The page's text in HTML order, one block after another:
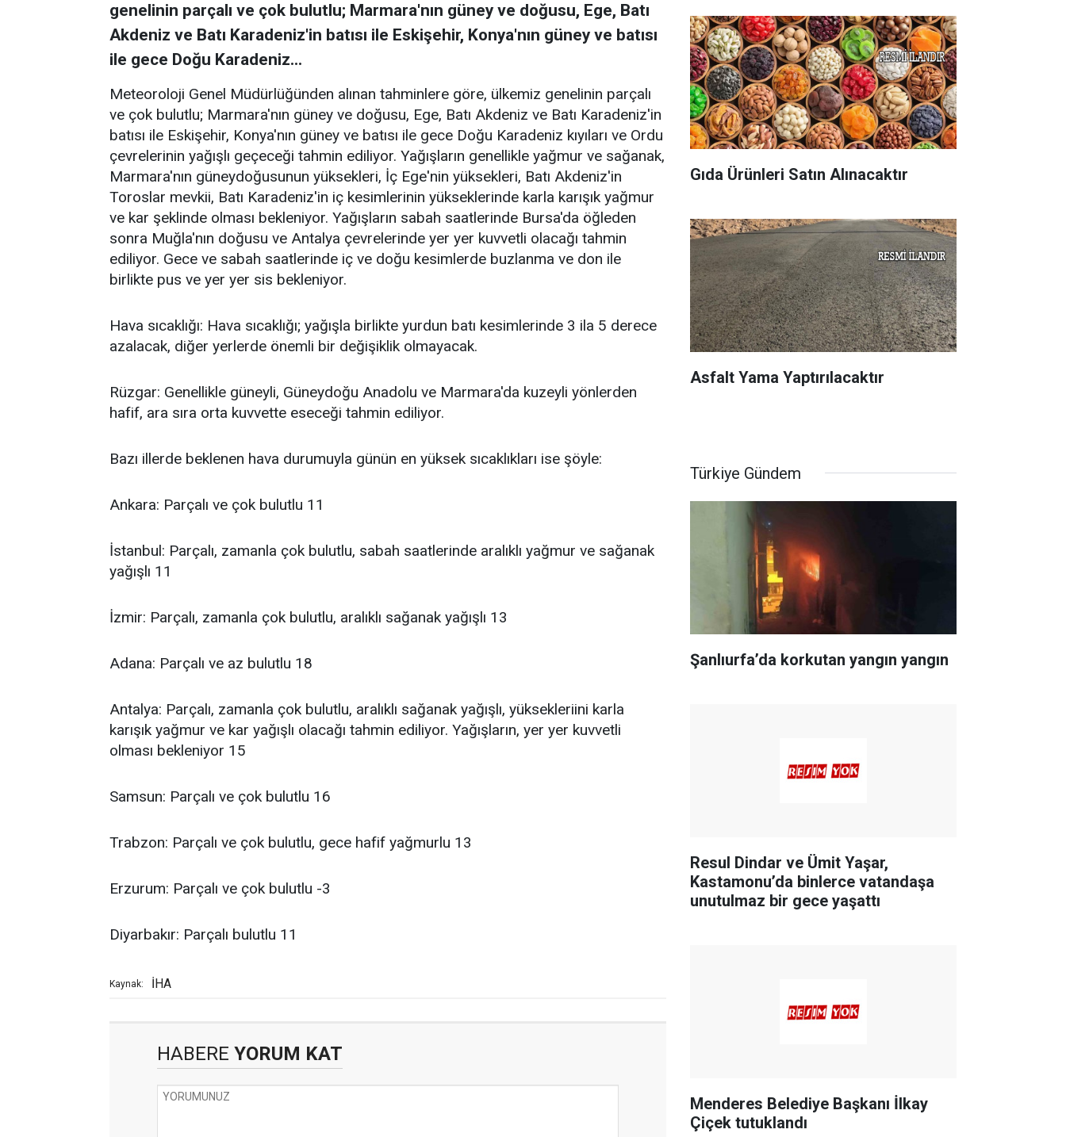
genelinin parçalı ve çok bulutlu; Marmara'nın güney ve doğusu, Ege, Batı
Akdeniz ve Batı Karadeniz'in batısı ile Eskişehir, Konya'nın güney ve batısı
ile gece Doğu Karadeniz...
Meteoroloji Genel Müdürlüğünden alınan tahminlere göre, ülkemiz genelinin parçalı
ve çok bulutlu; Marmara'nın güney ve doğusu, Ege, Batı Akdeniz ve Batı Karadeniz'in
batısı ile Eskişehir, Konya'nın güney ve batısı ile gece Doğu Karadeniz kıyıları ve Ordu
çevrelerinin yağışlı geçeceği tahmin ediliyor. Yağışların genellikle yağmur ve sağanak,
Marmara'nın güneydoğusunun yüksekleri, İç Ege'nin yüksekleri, Batı Akdeniz'in
Toroslar mevkii, Batı Karadeniz'in iç kesimlerinin yükseklerinde karla karışık yağmur
ve kar şeklinde olması bekleniyor. Yağışların sabah saatlerinde Bursa'da öğleden
sonra Muğla'nın doğusu ve Antalya çevrelerinde yer yer kuvvetli olacağı tahmin
ediliyor. Gece ve sabah saatlerinde iç ve doğu kesimlerde buzlanma ve don ile
birlikte pus ve yer yer sis bekleniyor.
Hava sıcaklığı: Hava sıcaklığı; yağışla birlikte yurdun batı kesimlerinde 3 ila 5 derece
azalacak, diğer yerlerde önemli bir değişiklik olmayacak.
Rüzgar: Genellikle güneyli, Güneydoğu Anadolu ve Marmara'da kuzeyli yönlerden
hafif, ara sıra orta kuvvette eseceği tahmin ediliyor.
Bazı illerde beklenen hava durumuyla günün en yüksek sıcaklıkları ise şöyle:
Ankara: Parçalı ve çok bulutlu 11
İstanbul: Parçalı, zamanla çok bulutlu, sabah saatlerinde aralıklı yağmur ve sağanak
yağışlı 11
İzmir: Parçalı, zamanla çok bulutlu, aralıklı sağanak yağışlı 13
Adana: Parçalı ve az bulutlu 18
Antalya: Parçalı, zamanla çok bulutlu, aralıklı sağanak yağışlı, yüksekleriini karla
karışık yağmur ve kar yağışlı olacağı tahmin ediliyor. Yağışların, yer yer kuvvetli
olması bekleniyor 15
Samsun: Parçalı ve çok bulutlu 16
Trabzon: Parçalı ve çok bulutlu, gece hafif yağmurlu 13
Erzurum: Parçalı ve çok bulutlu -3
Diyarbakır: Parçalı bulutlu 11
Kaynak: İHA
HABERE YORUM KAT
Gıda Ürünleri Satın Alınacaktır
Asfalt Yama Yaptırılacaktır
Türkiye Gündem
Şanlıurfa’da korkutan yangın yangın
Resul Dindar ve Ümit Yaşar,
Kastamonu’da binlerce vatandaşa
unutulmaz bir gece yaşattı
Menderes Belediye Başkanı İlkay
Çiçek tutuklandı